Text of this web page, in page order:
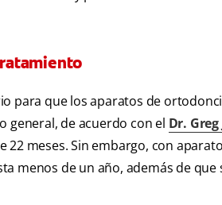
para que los aparatos de
general, de acuerdo con el Dr.
22 meses. Sin embargo, con
menos de un año, además de